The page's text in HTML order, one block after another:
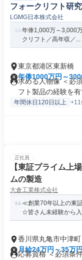
フォークリフト研
LGMG日本株式会社
年俸1,000万～3,000
クリフト／高年収／...
東京都港区東新橋
年俸1000万円～
求める人物像 ＜必
フト製品の経験を有
年間休日120日以上 +11
正社員
【東証プライム上
ムの製造
大倉工業株式会社
≪創業70年以上の東
☆皆さん未経験から
香川県丸亀市中津町
月給24万円～35万円
応募資格 ＜必須条